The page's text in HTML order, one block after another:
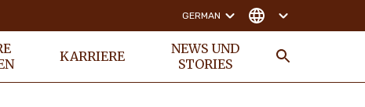
KARRIERE
NEWS UND
STORIES
GERMAN